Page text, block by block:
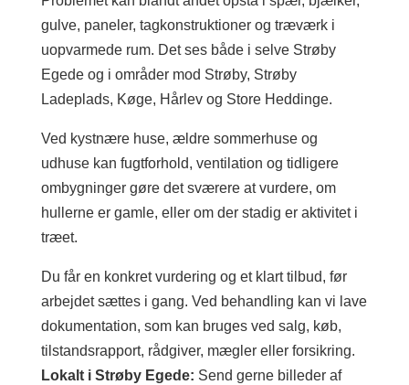
gulve, paneler, tagkonstruktioner og træværk i
uopvarmede rum. Det ses både i selve Strøby
Egede og i områder mod Strøby, Strøby
Ladeplads, Køge, Hårlev og Store Heddinge.
Ved kystnære huse, ældre sommerhuse og
udhuse kan fugtforhold, ventilation og tidligere
ombygninger gøre det sværere at vurdere, om
hullerne er gamle, eller om der stadig er aktivitet i
træet.
Du får en konkret vurdering og et klart tilbud, før
arbejdet sættes i gang. Ved behandling kan vi lave
dokumentation, som kan bruges ved salg, køb,
tilstandsrapport, rådgiver, mægler eller forsikring.
Lokalt i Strøby Egede: Send gerne billeder af